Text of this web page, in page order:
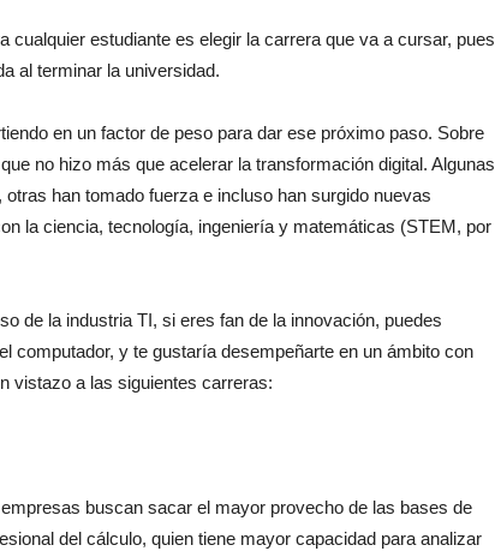
cualquier estudiante es elegir la carrera que va a cursar, pues
al terminar la universidad.
en un factor de peso para dar ese próximo paso. Sobre
no hizo más que acelerar la transformación digital. Algunas
han tomado fuerza e incluso han surgido nuevas
la ciencia, tecnología, ingeniería y matemáticas (STEM, por
de la industria TI, si eres fan de la innovación, puedes
computador, y te gustaría desempeñarte en un ámbito con
vistazo a las siguientes carreras:
buscan sacar el mayor provecho de las bases de
del cálculo, quien tiene mayor capacidad para analizar